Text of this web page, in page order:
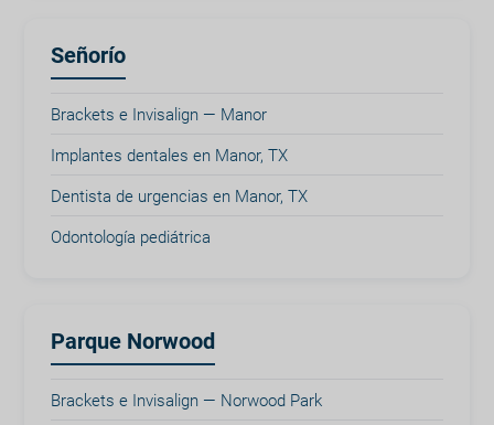
Señorío
Brackets e Invisalign — Manor
Implantes dentales en Manor, TX
Dentista de urgencias en Manor, TX
Odontología pediátrica
Parque Norwood
Brackets e Invisalign — Norwood Park